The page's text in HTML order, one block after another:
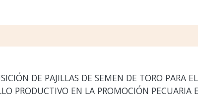
DE PAJILLAS DE SEMEN DE TORO PARA
PRODUCTIVO EN LA PROMOCIÓN